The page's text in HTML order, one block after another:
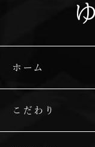
ホーム
こだわり